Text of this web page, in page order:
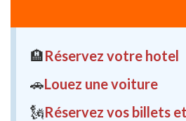
🏨Réservez votre hotel
🚗Louez une voiture
🗽Réservez vos billets